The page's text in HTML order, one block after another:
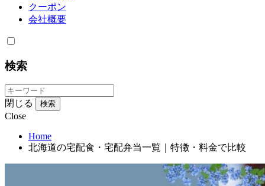
クーポン
会社概要
検索
閉じる 検索
Close
Home
北海道の宅配食・宅配弁当一覧｜特徴・料金で比較